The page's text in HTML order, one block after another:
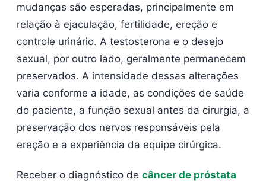
mudanças são esperadas, principalmente em
relação à ejaculação, fertilidade, ereção e
controle urinário. A testosterona e o desejo
sexual, por outro lado, geralmente permanecem
preservados. A intensidade dessas alterações
varia conforme a idade, as condições de saúde
do paciente, a função sexual antes da cirurgia, a
preservação dos nervos responsáveis pela
ereção e a experiência da equipe cirúrgica.
Receber o diagnóstico de câncer de próstata